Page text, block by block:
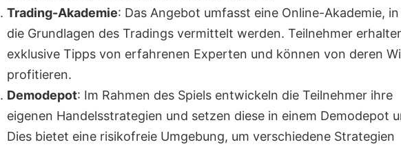
Trading-Akademie: Das Angebot umfasst eine Online-Akademie,
die Grundlagen des Tradings vermittelt werden. Teilnehmer
exklusive Tipps von erfahrenen Experten und können von deren
profitieren.
Demodepot: Im Rahmen des Spiels entwickeln die Teilnehmer ihre
eigenen Handelsstrategien und setzen diese in einem Demodepot
Dies bietet eine risikofreie Umgebung, um verschiedene Strategien